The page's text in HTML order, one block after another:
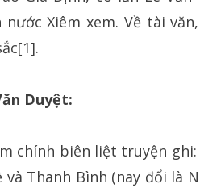
Xiêm xem. Về tài
Duyệt:
chính biên liệt truyện
và Thanh Bình (nay đổi là